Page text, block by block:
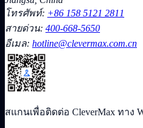
โทรศัพท์: +86 158 5121 2811
สายด่วน: 400-668-5650
อีเมล: hotline@clevermax.com.cn
สแกนเพื่อติดต่อ CleverMax ทาง